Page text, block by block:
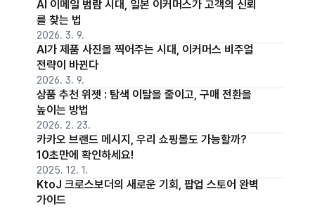
AI 이메일 범람 시대, 일본 이커머스가 고객의 신뢰
를 찾는 법
2026. 3. 9.
AI가 제품 사진을 찍어주는 시대, 이커머스 비주얼
전략이 바뀐다
2026. 3. 9.
상품 추천 위젯 : 탐색 이탈을 줄이고, 구매 전환을
높이는 방법
2026. 2. 23.
카카오 브랜드 메시지, 우리 쇼핑몰도 가능할까?
10초만에 확인하세요!
2025. 12. 1.
KtoJ 크로스보더의 새로운 기회, 팝업 스토어 완벽
가이드